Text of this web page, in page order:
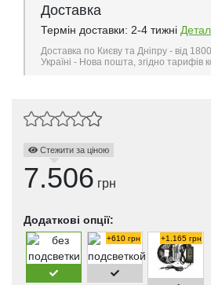
Доставка
Термін доставки: 2-4 тижні
Доставка по Києву та Дніпру - від
Україні - Нова пошта, згідно тарифів
Стежити за ціною
7.506 грн
Додаткові опції:
+610 грн +1.165 грн